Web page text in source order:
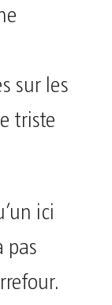
sur les
triste
ici
pas